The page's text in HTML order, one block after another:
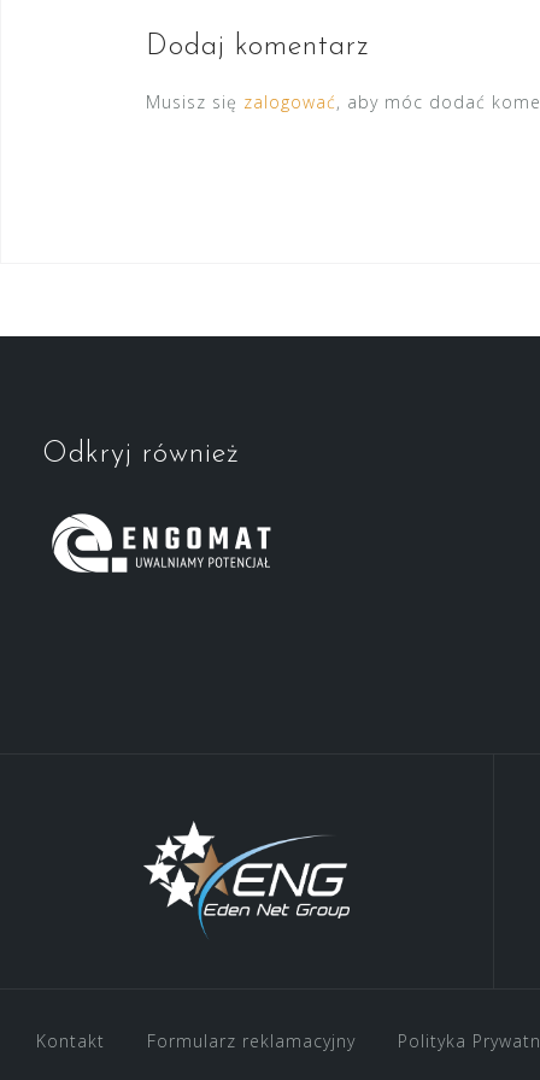
Dodaj komentarz
Musisz się zalogować, aby móc dodać
Odkryj również
Kontakt Formularz reklamacyjny Polityka